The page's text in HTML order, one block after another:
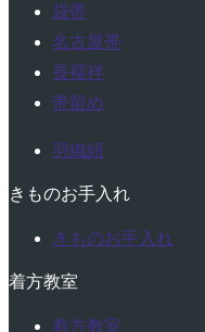
袋帯
名古屋帯
長襦袢
帯留め
羽織紐
きものお手入れ
きものお手入れ
着方教室
着方教室